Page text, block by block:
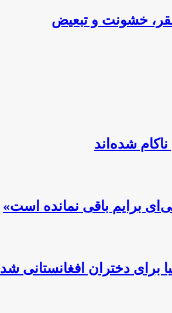
خشونت و تبعیض
شده‌اند
برایم باقی نمانده است»
برای دختران افغانستانی شد